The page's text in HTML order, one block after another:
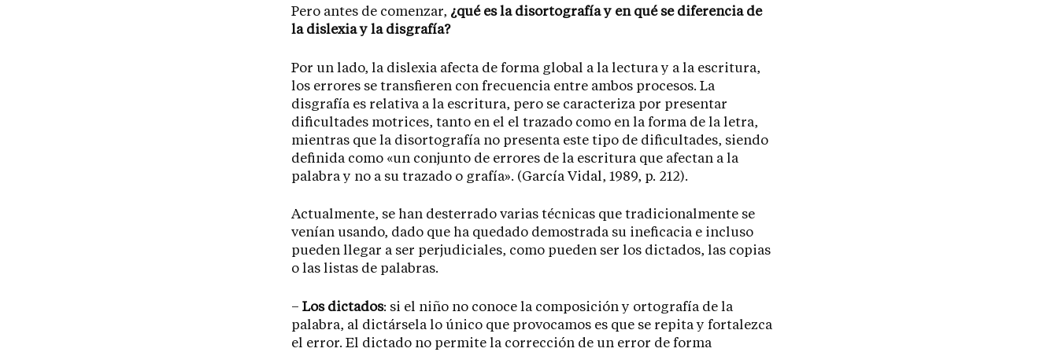
Pero antes de comenzar, ¿qué es la disortografía y en qué se diferencia de
la dislexia y la disgrafía?
Por un lado, la dislexia afecta de forma global a la lectura y a la escritura,
los errores se transfieren con frecuencia entre ambos procesos. La
disgrafía es relativa a la escritura, pero se caracteriza por presentar
dificultades motrices, tanto en el el trazado como en la forma de la letra,
mientras que la disortografía no presenta este tipo de dificultades, siendo
definida como «un conjunto de errores de la escritura que afectan a la
palabra y no a su trazado o grafía». (García Vidal, 1989, p. 212).
Actualmente, se han desterrado varias técnicas que tradicionalmente se
venían usando, dado que ha quedado demostrada su ineficacia e incluso
pueden llegar a ser perjudiciales, como pueden ser los dictados, las copias
o las listas de palabras.
– Los dictados: si el niño no conoce la composición y ortografía de la
palabra, al dictársela lo único que provocamos es que se repita y fortalezca
el error. El dictado no permite la corrección de un error de forma